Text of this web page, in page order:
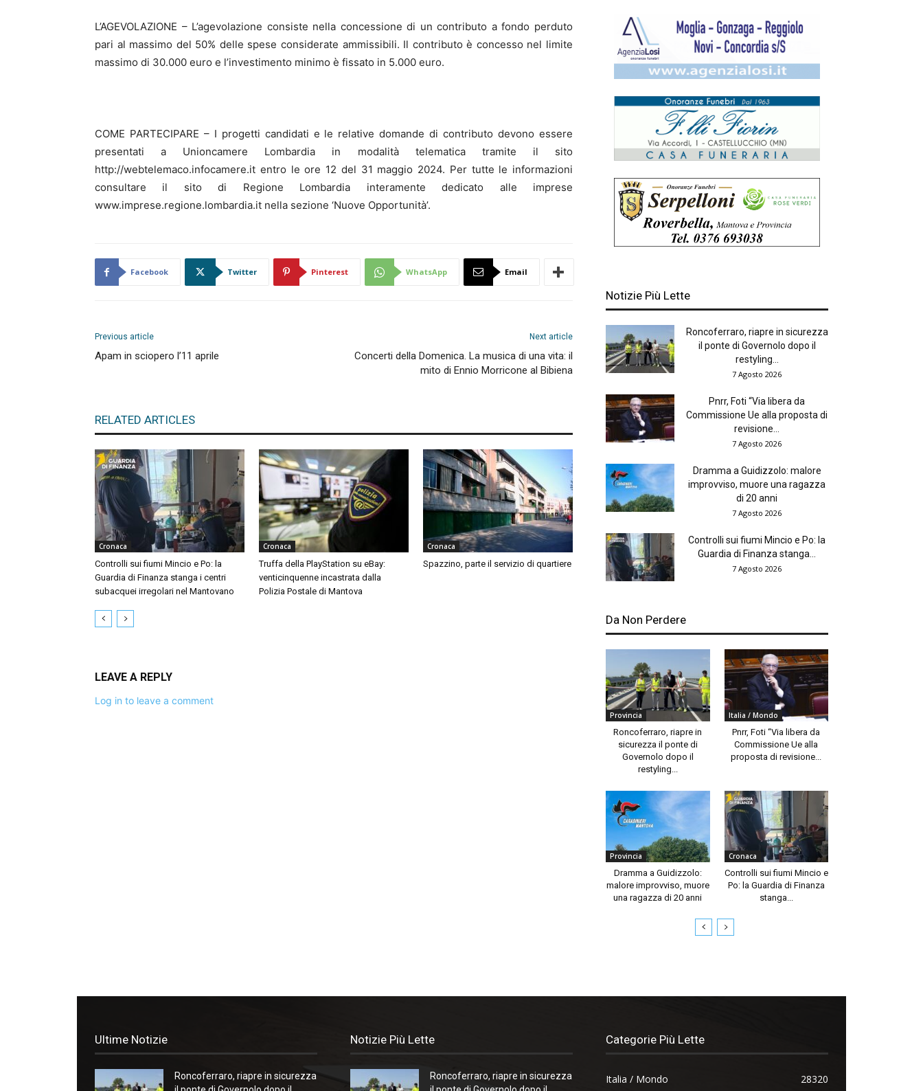
L’AGEVOLAZIONE – L’agevolazione consiste nella concessione di un contributo a fondo perduto
pari al massimo del 50% delle spese considerate ammissibili. Il contributo è concesso nel limite
massimo di 30.000 euro e l’investimento minimo è fissato in 5.000 euro.
COME PARTECIPARE – I progetti candidati e le relative domande di contributo devono essere
presentati a Unioncamere Lombardia in modalità telematica tramite il sito
http://webtelemaco.infocamere.it entro le ore 12 del 31 maggio 2024. Per tutte le informazioni
consultare il sito di Regione Lombardia interamente dedicato alle imprese
www.imprese.regione.lombardia.it nella sezione ‘Nuove Opportunità’.
Facebook Twitter Pinterest WhatsApp Email
Previous article
Apam in sciopero l’11 aprile
Next article
Concerti della Domenica. La musica di una vita: il
mito di Ennio Morricone al Bibiena
RELATED ARTICLES
Cronaca
Controlli sui fiumi Mincio e Po: la
Guardia di Finanza stanga i centri
subacquei irregolari nel Mantovano
Cronaca
Truffa della PlayStation su eBay:
venticinquenne incastrata dalla
Polizia Postale di Mantova
Cronaca
Spazzino, parte il servizio di quartiere
LEAVE A REPLY
Log in to leave a comment
Notizie Più Lette
Roncoferraro, riapre in sicurezza
il ponte di Governolo dopo il
restyling...
7 Agosto 2026
Pnrr, Foti “Via libera da
Commissione Ue alla proposta di
revisione...
7 Agosto 2026
Dramma a Guidizzolo: malore
improvviso, muore una ragazza
di 20 anni
7 Agosto 2026
Controlli sui fiumi Mincio e Po: la
Guardia di Finanza stanga...
7 Agosto 2026
Da Non Perdere
Provincia
Roncoferraro, riapre in
sicurezza il ponte di
Governolo dopo il
restyling...
Italia / Mondo
Pnrr, Foti “Via libera da
Commissione Ue alla
proposta di revisione...
Provincia
Dramma a Guidizzolo:
malore improvviso, muore
una ragazza di 20 anni
Cronaca
Controlli sui fiumi Mincio e
Po: la Guardia di Finanza
stanga...
Ultime Notizie
Roncoferraro, riapre in sicurezza
Notizie Più Lette
Roncoferraro, riapre in sicurezza
Categorie Più Lette
Italia / Mondo 28320